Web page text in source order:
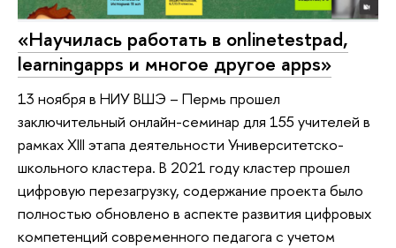
«Научилась работать в onlinetestpad,
learningapps и многое другое apps»
13 ноября в НИУ ВШЭ – Пермь прошел
заключительный онлайн-семинар для 155 учителей в
рамках XIII этапа деятельности Университетско-
школьного кластера. В 2021 году кластер прошел
цифровую перезагрузку, содержание проекта было
полностью обновлено в аспекте развития цифровых
компетенций современного педагога с учетом